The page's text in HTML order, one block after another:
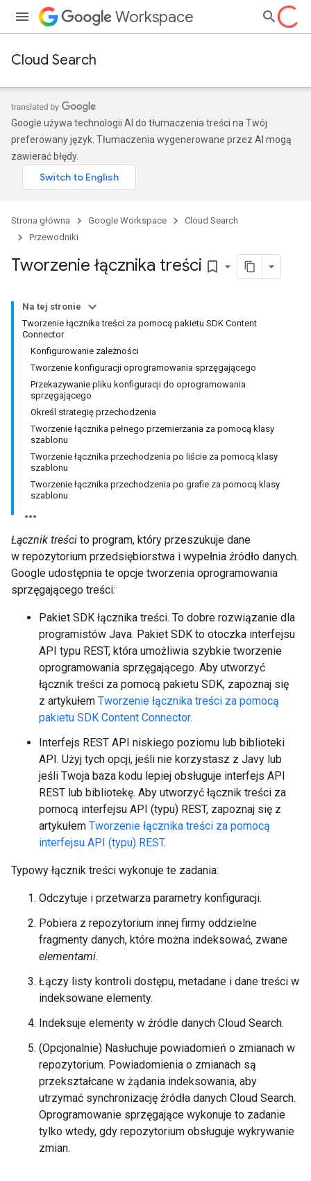
Workspace
Cloud Search
Google używa technologii AI do tłumaczenia treści na Twój
preferowany język. Tłumaczenia wygenerowane przez AI mogą
zawierać błędy.
Strona główna Google Workspace
Cloud Search
Przewodniki
Tworzenie łącznika treści bookmark_border
Na tej stronie
Tworzenie łącznika treści za pomocą pakietu SDK Content
Connector
Konfigurowanie zależności
Tworzenie konfiguracji oprogramowania sprzęgającego
Przekazywanie pliku konfiguracji do oprogramowania
sprzęgającego
Określ strategię przechodzenia
Tworzenie łącznika pełnego przemierzania za pomocą klasy
szablonu
Tworzenie łącznika przechodzenia po liście za pomocą klasy
szablonu
Tworzenie łącznika przechodzenia po grafie za pomocą klasy
szablonu
Łącznik treści to program, który przeszukuje dane
w repozytorium przedsiębiorstwa i wypełnia źródło danych.
Google udostępnia te opcje tworzenia oprogramowania
sprzęgającego treści:
Pakiet SDK łącznika treści. To dobre rozwiązanie dla
programistów Java. Pakiet SDK to otoczka interfejsu
API typu REST, która umożliwia szybkie tworzenie
oprogramowania sprzęgającego. Aby utworzyć
łącznik treści za pomocą pakietu SDK, zapoznaj się
z artykułem Tworzenie łącznika treści za pomocą
pakietu SDK Content Connector.
Interfejs REST API niskiego poziomu lub biblioteki
API. Użyj tych opcji, jeśli nie korzystasz z Javy lub
jeśli Twoja baza kodu lepiej obsługuje interfejs API
REST lub bibliotekę. Aby utworzyć łącznik treści za
pomocą interfejsu API (typu) REST, zapoznaj się z
artykułem Tworzenie łącznika treści za pomocą
interfejsu API (typu) REST.
Typowy łącznik treści wykonuje te zadania:
Odczytuje i przetwarza parametry konfiguracji.
Pobiera z repozytorium innej firmy oddzielne
fragmenty danych, które można indeksować, zwane
elementami.
Łączy listy kontroli dostępu, metadane i dane treści w
indeksowane elementy.
Indeksuje elementy w źródle danych Cloud Search.
(Opcjonalnie) Nasłuchuje powiadomień o zmianach w
repozytorium. Powiadomienia o zmianach są
przekształcane w żądania indeksowania, aby
utrzymać synchronizację źródła danych Cloud Search.
Oprogramowanie sprzęgające wykonuje to zadanie
tylko wtedy, gdy repozytorium obsługuje wykrywanie
zmian.